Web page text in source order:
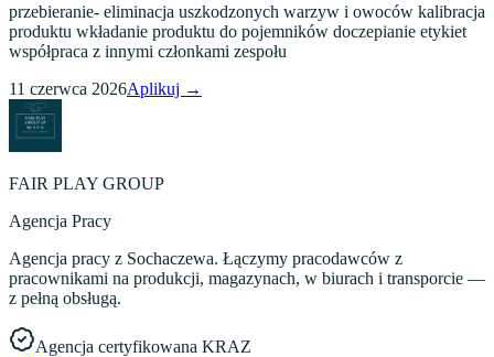
przebieranie- eliminacja uszkodzonych warzyw i owoców kalibracja
produktu wkładanie produktu do pojemników doczepianie etykiet
współpraca z innymi członkami zespołu
11 czerwca 2026Aplikuj →
FAIR PLAY GROUP
Agencja Pracy
Agencja pracy z Sochaczewa. Łączymy pracodawców z
pracownikami na produkcji, magazynach, w biurach i transporcie —
z pełną obsługą.
Agencja certyfikowana KRAZ